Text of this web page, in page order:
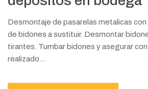
Desmontaje de pasarelas metalicas con
de bidones a sustituir. Desmontar
tirantes. Tumbar bidones y asegurar
realizado...